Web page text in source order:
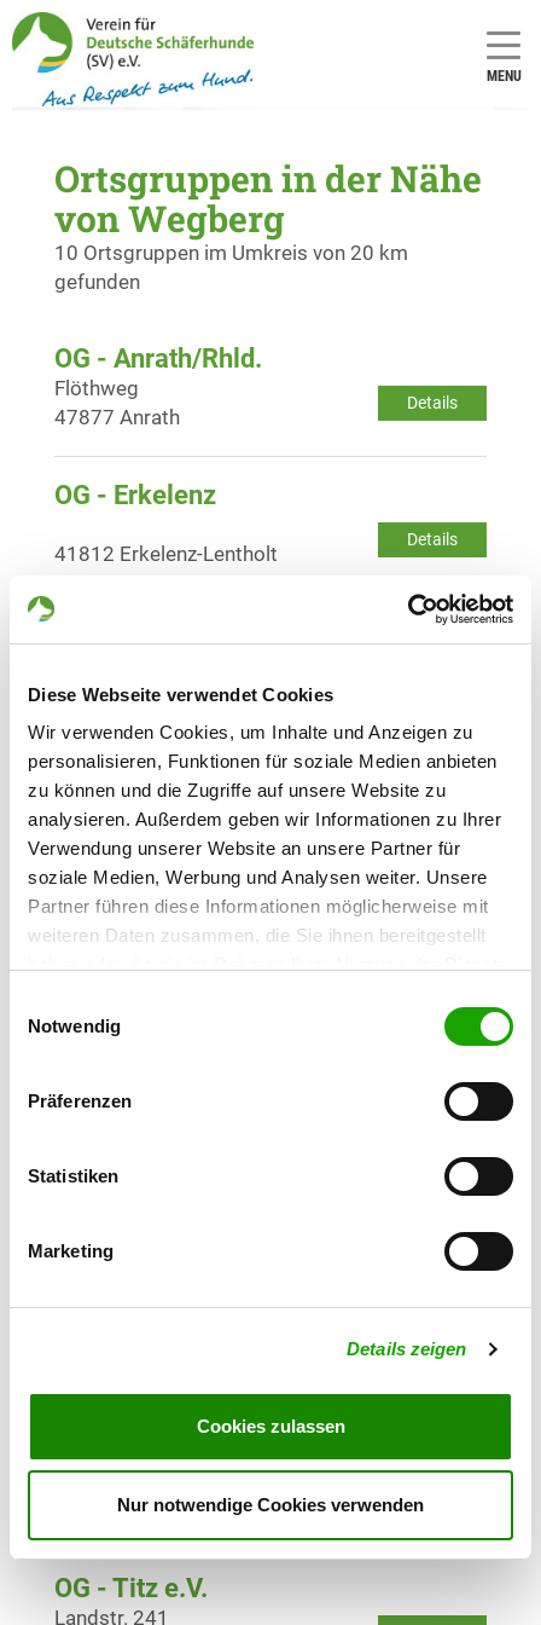
Diese Webseite verwendet Cookies
Wir verwenden Cookies, um Inhalte und Anzeigen zu
personalisieren, Funktionen für soziale Medien anbieten
zu können und die Zugriffe auf unsere Website zu
analysieren. Außerdem geben wir Informationen zu Ihrer
Verwendung unserer Website an unsere Partner für
soziale Medien, Werbung und Analysen weiter. Unsere
Partner führen diese Informationen möglicherweise mit
weiteren Daten zusammen, die Sie ihnen bereitgestellt
Cookies, wenn Sie unsere Webseite weiterhin nutzen.
Notwendig
Präferenzen
Statistiken
Marketing
Details zeigen
Cookies zulassen
Nur notwendige Cookies verwenden
MENU
Ortsgruppen in der Nähe
von Wegberg
10 Ortsgruppen im Umkreis von 20 km
gefunden
OG - Anrath/Rhld.
Details
Flöthweg
47877 Anrath
OG - Erkelenz
Details
41812 Erkelenz-Lentholt
41238 Mönchengladbach-Rheydt
OG - Heinsberg/Rhld.
Details
Kempenerstr. 110
52525 Heinsberg
OG - Hückelhoven
Details
Loerbrockstraße
OG - Mönchengladbach
Details
41066 Mönchengladbach
OG - Nettetal-Hinsbeck
OG - Niederkrüchten
Details
41069 Mönchengladbach
OG - Titz e.V.
Landstr. 241